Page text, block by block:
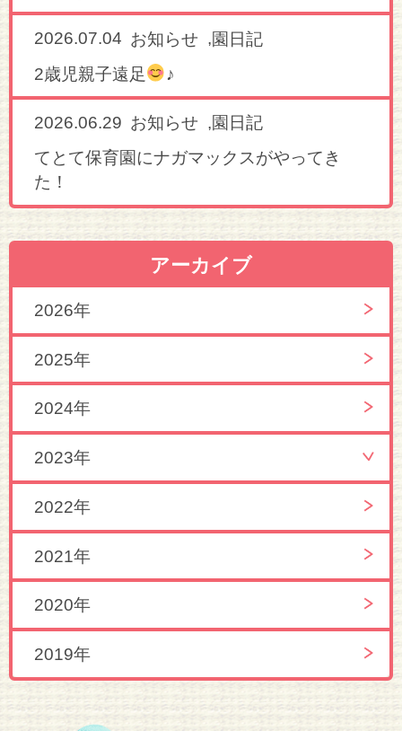
2026.07.04 お知らせ ,園日記
2歳児親子遠足
♪
2026.06.29 お知らせ ,園日記
てとて保育園にナガマックスがやってき
た！
アーカイブ
2026年
2025年
2024年
2023年
2022年
2021年
2020年
2019年